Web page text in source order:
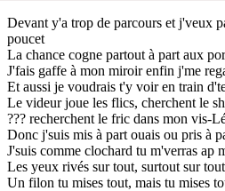
Devant y'a trop de parcours et j'veux
poucet
La chance cogne partout à part aux
J'fais gaffe à mon miroir enfin j'me
Et aussi je voudrais t'y voir en train
Le videur joue les flics, cherchent le
??? recherchent le fric dans mon vis-
Donc j'suis mis à part ouais ou pris à
J'suis comme clochard tu m'verras ap
Les yeux rivés sur tout, surtout sur
Un filon tu mises tout, mais tu mises